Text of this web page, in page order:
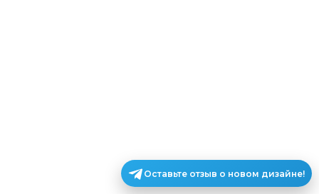
Оставьте отзыв о новом дизайне!